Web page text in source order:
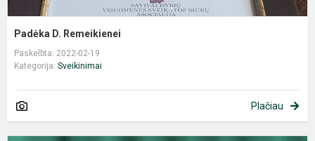
Padėka D. Remeikienei
Paskelbta: 2022-02-19
Kategorija: Sveikinimai
Plačiau